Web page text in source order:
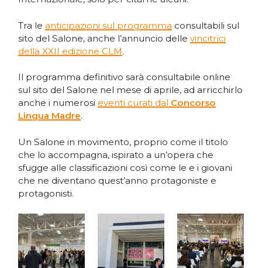
Tra leanticipazioni sul programma consultabili sul
sito del Salone, anche l’annuncio dellevincitrici
della XXII edizione CLM.
Il programma definitivo sarà consultabile online
sul sito del Salone nel mese di aprile, ad arricchirlo
anche i numerosi eventi curati dal Concorso
Lingua Madre.
Un Salone in movimento, proprio come il titolo
che lo accompagna, ispirato a un’opera che
sfugge alle classificazioni così come le e i giovani
che ne diventano quest’anno protagoniste e
protagonisti.